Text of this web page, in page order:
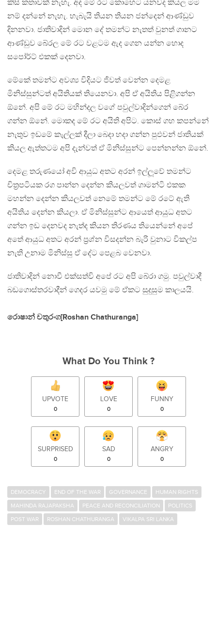
කිසි කතාවක් නැහැ. අද මේ රට කොහෙට යනවද කියල මම
නම් දන්නේ නැහැ. හැබැයි තියන තියන ජන්දෙන් ආණ්ඩුව
දිනනවා. ජාතිවාදින් මොන දේ තමන්ට නැතත් වුනත් ගානට
ආණ්ඩුව බේරල මේ රට වළටම ඇද ගෙන යන්න හොද
සපෝර්ට් එකක් දෙනවා.
මේකේ තමන්ට අවශ්‍ය විදියට ජිවත් වෙන්න දෙමළ
මිනිස්සුන්ටත් අයිතියක් තියෙනවා. අපි ඒ අයිතිය පිළිගන්න
ඕනේ. අපි මේ රට මහින්දල වගේ පවුල්වාදින්ගෙන් බේර
ගන්න ඕනේ. මොකද මේ රට අයිති අපිට. කොස් ගහ කපන්නේ
නැතුව ඉඩමේ කැල්ලක් දීලා බෙදා හදා ගන්න පුඵවන් ජාතියක්
කියල ඇත්තටම අපි දැන්වත් ඒ මිනිස්සුන්ට පෙන්නන්න ඕනේ.
දෙමළ තරුණයෝ අවි ආයුධ අතට අරන් ඉල්ලූවේ තමන්ට
චිත‍්‍රපටියක රග පාන්න දෙන්න කියලවත් ගාමන්ටි එකක
මහන්න දෙන්න කියලවත් නෙමේ තමන්ට මේ රටේ ඇති
අයිතිය දෙන්න කියලා. ඒ මිනිස්සුන්ට ආයෙත් ආයුධ අතට
ගන්න ඉඩ දෙනවද නැත්ද කියන තිරණය තියෙන්නේ අපේ
අතේ ආයුධ අතට අරන් ප‍්‍රශ්න විසදන්න බැරි වුනාට විකල්ප
නැති උනාම මිනිස්සු ඒ දේට පෙළබ වෙනවා.
ජාතිවාදින් නොවී එක්සත්වි අපේ රට අපි බේරා ගමු. පවුල්වාදී
බඩගොස්තරවාදීන් ගෙදර යවමු මේ ඒකට සුදුසුම කාලයයි.
රොෂාන් චතුරංග[Roshan Chathuranga]
What Do You Think ?
UPVOTE
0
LOVE
0
FUNNY
0
SURPRISED
0
SAD
0
ANGRY
0
DEMOCRACY END OF THE WAR GOVERNANCE
HUMAN RIGHTS
MAHINDA RAJAPAKSHA
PEACE AND RECONCILIATION
POLITICS
POST WAR
ROSHAN CHATHURANGA VIKALPA SRI LANKA